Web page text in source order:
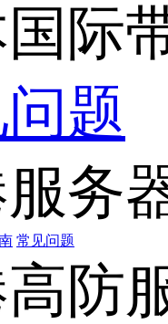
国际
题
务
常见问题
防